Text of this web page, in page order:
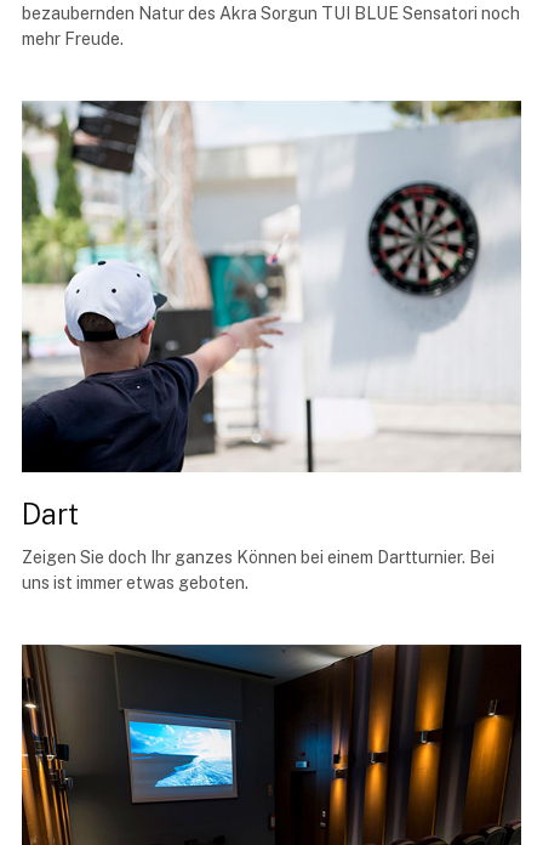
bezaubernden Natur des Akra Sorgun TUI BLUE Sensatori noch
mehr Freude.
Dart
Zeigen Sie doch Ihr ganzes Können bei einem Dartturnier. Bei
uns ist immer etwas geboten.